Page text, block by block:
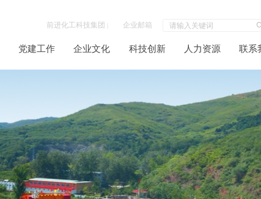
前进化工科技集团 企业邮箱
党建工作 企业文化 科技创新 人力资源 联系